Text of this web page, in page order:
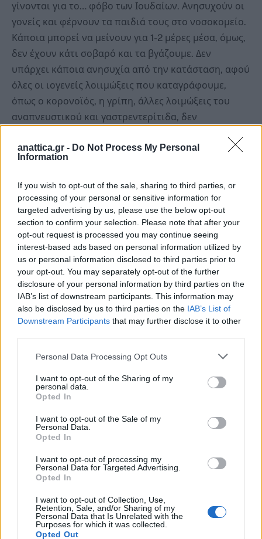
anattica.gr - Do Not Process My Personal
Information
If you wish to opt-out of the sale, sharing to third parties, or
processing of your personal or sensitive information for
targeted advertising by us, please use the below opt-out
section to confirm your selection. Please note that after your
opt-out request is processed you may continue seeing
interest-based ads based on personal information utilized by
us or personal information disclosed to third parties prior to
your opt-out. You may separately opt-out of the further
disclosure of your personal information by third parties on the
IAB’s list of downstream participants. This information may
also be disclosed by us to third parties on the IAB’s List of
Downstream Participants that may further disclose it to other
Personal Data Processing Opt Outs
I want to opt-out of the Sharing of my
personal data.
Opted In
I want to opt-out of the Sale of my
Personal Data.
Opted In
I want to opt-out of processing my
Personal Data for Targeted Advertising.
Opted In
I want to opt-out of Collection, Use,
Retention, Sale, and/or Sharing of my
Personal Data that Is Unrelated with the
Purposes for which it was collected.
Opted Out
γίνονται για το… φόβο των Ιουδαίων. Ανησυχούν οι
γονείς και φέρνουν τα παιδιά τους στο νοσοκομείο.
Κάποια μπορεί να μείνουν για 1-2 μέρες μέσα, όμως,
δεν έχουν κάτι σοβαρό και τα βγάζουμε. Δεν
υπάρχει κάποια ανησυχία από την κατάσταση, αφού
όλες οι ιογενείς λοιιμώξεις που καταγράφουμε,
όπως ο κορονοϊός, η γρίπη, άλλες λοιμώξεις του
αναπνευστικού και γαστρεντερίτιδα, δεν
ethnos.gr, o κ. Καπραβέλος.
Κατά τον ίδιο, η φετινή κατάσταση δε διαφέρει
ιδιαίτερα από τους προηγούμενους χειμώνες και
ήταν λίγο – πολύ αναμενόμενη. «Εισπράττουμε και
εμείς μία διασπορά των ιογενών λοιμώξεων στην
κοινότητα, όμως, δε συμβαίνει κάτι το ιδιαίτερα
διαφορετικό φέτος σε σύγκριση με άλλες χρονιές.
Η διαφορά είναι ότι παλαιότερα δεν καταγράφαμε
τα κρούσματα, ενώ μετά την πανδημία του
κορονοϊού καταγράφουμε τα πάντα. Καήκαμε από
το γάλα και τώρα φυσάμε και το γιαούρτι.
και τον Φεβρουάριο, όταν ο καιρός θα είναι πιο
κρύος και θα κλειστούμε περισσότερο μέσα»,
αναφέρει ο κ. Καπραβέλος.
Σε ό,τι αφορά τις αιτίες που παρατηρείται διασπορά
του «κοκτέιλ» των ιογενών λοιμώξεων σήμερα στην
κοινότητα, ο διευθυντής της Β’ ΜΕΘ του
συνέβαλε και το γεγονός ότι πήραμε ιδιαίτερα
αυστηρά μέτρα κατά την περίοδο της πανδημίας, με